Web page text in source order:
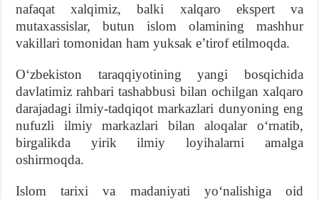
nafaqat xalqimiz, balki xalqaro ekspert va
mutaxassislar, butun islom olamining mashhur
vakillari tomonidan ham yuksak eʼtirof etilmoqda.
Oʻzbekiston taraqqiyotining yangi bosqichida
davlatimiz rahbari tashabbusi bilan ochilgan xalqaro
darajadagi ilmiy-tadqiqot markazlari dunyoning eng
nufuzli ilmiy markazlari bilan aloqalar oʻrnatib,
birgalikda yirik ilmiy loyihalarni amalga
oshirmoqda.
Islom tarixi va madaniyati yoʻnalishiga oid